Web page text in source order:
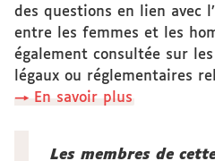
des questions en lien avec
entre les femmes et les
également consultée sur
légaux ou réglementaires
→ En savoir plus
Les membres de